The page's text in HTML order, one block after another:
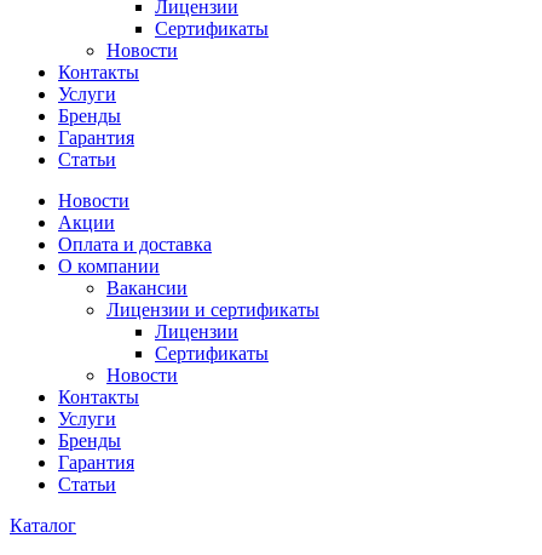
Лицензии
Сертификаты
Новости
Контакты
Услуги
Бренды
Гарантия
Статьи
Новости
Акции
Оплата и доставка
О компании
Вакансии
Лицензии и сертификаты
Лицензии
Сертификаты
Новости
Контакты
Услуги
Бренды
Гарантия
Статьи
Каталог